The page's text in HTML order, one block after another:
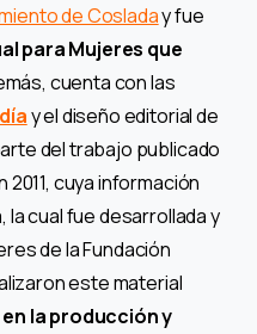
de Cosladay fue
para Mujeres que
cuenta con las
y el diseño editorial de
del trabajo publicado
2011, cuya información
cual fue desarrollada y
de la Fundación
este material
la producción y